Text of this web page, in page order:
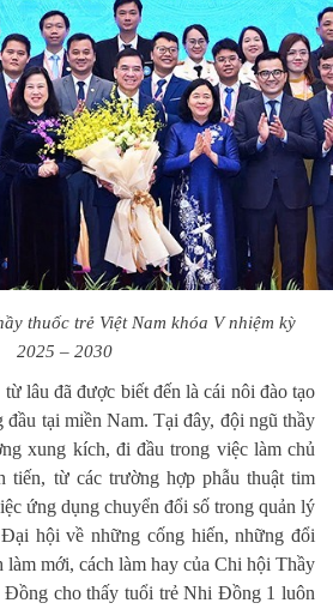
thuốc trẻ Việt Nam khóa V nhiệm kỳ
2025 – 2030
lâu đã được biết đến là cái nôi đào tạo
đầu tại miền Nam. Tại đây, đội ngũ thầy
xung kích, đi đầu trong việc làm chủ
tiến, từ các trường hợp phẫu thuật tim
ứng dụng chuyển đổi số trong quản lý
hội về những cống hiến, những đổi
làm mới, cách làm hay của Chi hội Thầy
cho thấy tuổi trẻ Nhi Đồng 1 luôn